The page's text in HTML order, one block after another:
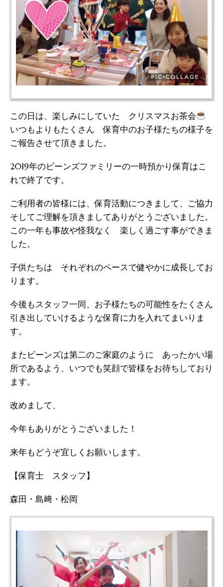
この日は、楽しみにしていた クリスマスお茶会
いつもよりもたくさん 保育中のお子様たちの様子を
ご報告させて頂きました。
2019年のビーンズファミリーの一時預かり保育はこ
れで終了です。
ご利用者の皆様には、保育活動につきまして、ご協力
そしてご理解を頂きましてありがとうございました。
この一年も事故や怪我なく 楽しく過ごす事ができま
した。
子供たちは それぞれのペースで健やかに成長してお
ります。
今後もスタッフ一同、お子様たちの可能性をたくさん
引き出していけるような保育に力を入れてまいりま
す。
またビーンズは第二のご家庭のように あったかい場
所であるよう、いつでも笑顔で皆様をお待ちしており
ます。
改めまして、
今年もありがとうございました！
来年もどうぞ宜しくお願いします。
【保育士 スタッフ】
森田・島﨑・松岡